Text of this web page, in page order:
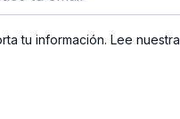
tu información. Lee nuestra